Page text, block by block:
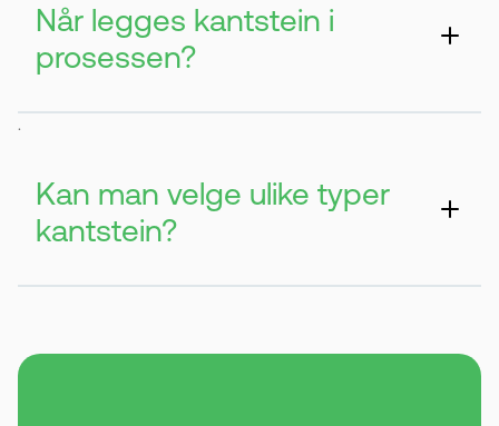
Når legges kantstein i
prosessen?
Etter at grunnarbeidet er ferdig. Da får du
.
Kan man velge ulike typer
kantstein?
Ja, det finnes mange varianter i form og